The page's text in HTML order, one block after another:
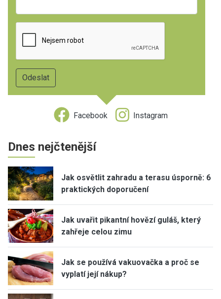
Facebook Instagram
Dnes nejčtenější
Jak osvětlit zahradu a terasu úsporně: 6
praktických doporučení
Jak uvařit pikantní hovězí guláš, který
zahřeje celou zimu
Jak se používá vakuovačka a proč se
vyplatí její nákup?